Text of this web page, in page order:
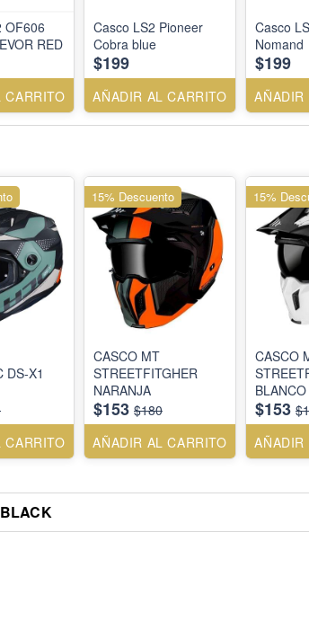
OF606
RED
CARRITO
Casco LS2 Pioneer
Cobra blue
$199
AÑADIR AL CARRITO
Casco
Nomand
$199
AÑADIR
DS-X1
CARRITO
CASCO MT
STREETFITGHER
NARANJA
$153 $180
AÑADIR AL CARRITO
15% Descuento
CASCO
BLANCO
$153
AÑADIR
15%